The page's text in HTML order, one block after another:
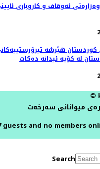
وەزارەتی ئەوقاف و كاروباری
هێرشە
©
میوانانی سەرخەت
guests and no members
Search